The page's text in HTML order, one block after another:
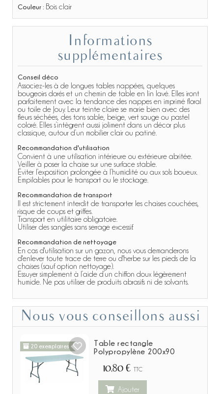
Couleur : Bois clair
supplémentaires
Conseil déco
Associez-les à de longues tables nappées, quelques
bougeoirs dorés et un chemin de table en lin lavé. Elles iront
parfaitement avec la tendance des nappes en imprimé floral
ou toile de Jouy. Leur teinte claire se marie bien avec des
fleurs séchées, des tons sable, beige, vert sauge ou pastel
coloré. Elles s’intègrent aussi joliment dans un décor plus
classique, autour d’un mobilier clair ou patiné.
Recommandation d'utilisation
Convient à une utilisation intérieure ou extérieure abritée.
Veiller à poser la chaise sur une surface stable.
Éviter l’exposition prolongée à l’humidité ou aux sols boueux.
Empilables pour le transport ou le stockage.
Recommandation de transport
Il est strictement interdit de transporter les chaises couchées,
risque de coups et griffes.
Transport en utilitaire obligatoire.
Utiliser des sangles sans serrage excessif.
Recommandation de nettoyage
En cas d'utilisation sur un gazon, nous vous demanderons
d'enlever toute trace de terre ou d'herbe sur les pieds de la
chaises (sauf option nettoyage).
Essuyer simplement à l’aide d’un chiffon doux légèrement
humide. Ne pas utiliser de produits abrasifs ni de solvants.
Nous vous conseillons aussi
20 exemplaires
Table rectangle
Polypropylène 200x90
10,80 € TTC
Ajouter